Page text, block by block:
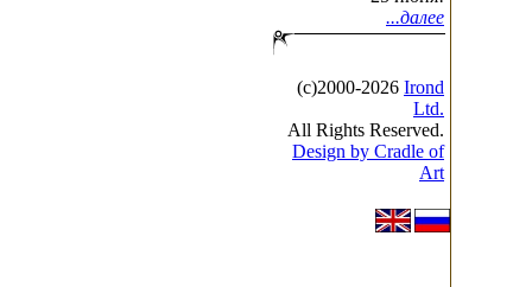
...далее
(с)2000-2026 Irond
Ltd.
All Rights Reserved.
Design by Cradle of
Art